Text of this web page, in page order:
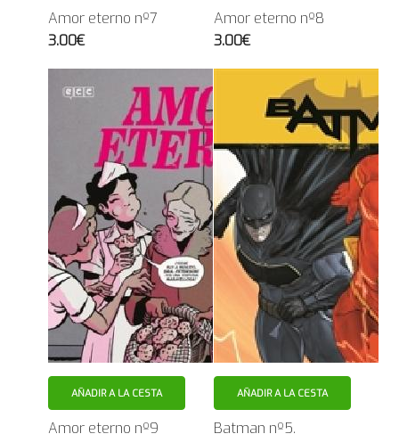
Amor eterno nº7
3.00€
Amor eterno nº8
3.00€
AÑADIR A LA CESTA
Amor eterno nº9
AÑADIR A LA CESTA
Batman nº5.